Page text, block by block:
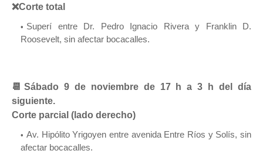
❌Corte total
Superí entre Dr. Pedro Ignacio Rivera y Franklin D.
Roosevelt, sin afectar bocacalles.
📆Sábado 9 de noviembre de 17 h a 3 h del día
siguiente.
Corte parcial (lado derecho)
Av. Hipólito Yrigoyen entre avenida Entre Ríos y Solís, sin
afectar bocacalles.